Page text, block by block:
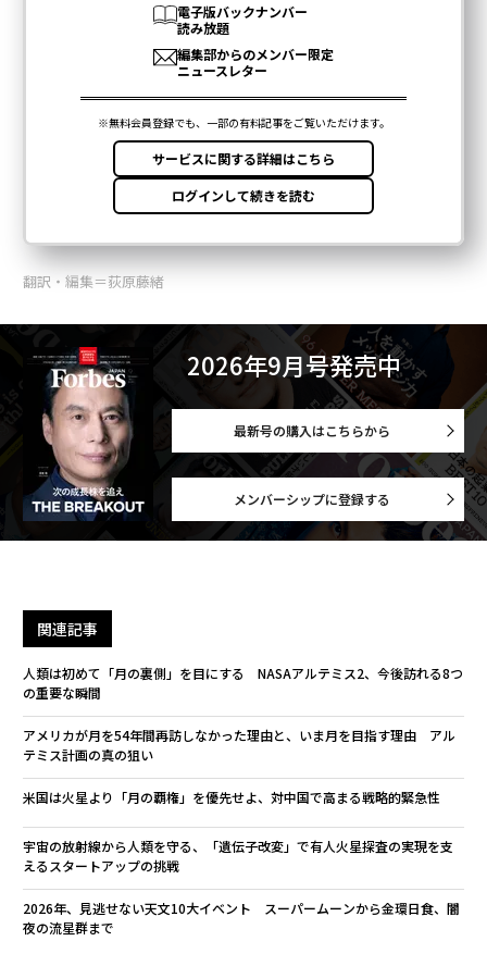
翻訳・編集＝荻原藤緒
2026年9月号発売中
最新号の購入はこちらから
メンバーシップに登録する
関連記事
人類は初めて「月の裏側」を目にする NASAアルテミス2、今後訪れる8つ
の重要な瞬間
アメリカが月を54年間再訪しなかった理由と、いま月を目指す理由 アル
テミス計画の真の狙い
米国は火星より「月の覇権」を優先せよ、対中国で高まる戦略的緊急性
宇宙の放射線から人類を守る、「遺伝子改変」で有人火星探査の実現を支
えるスタートアップの挑戦
2026年、見逃せない天文10大イベント スーパームーンから金環日食、闇
夜の流星群まで